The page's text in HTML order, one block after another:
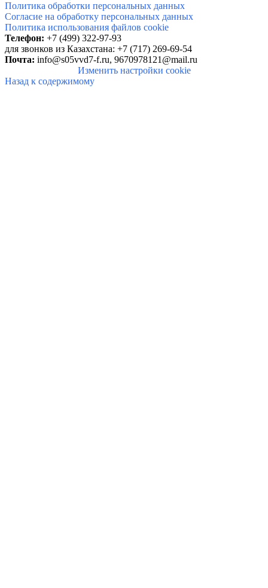
Политика обработки персональных данных
Согласие на обработку персональных данных
Политика использования файлов cookie
Телефон: +7 (499) 322-97-93
для звонков из Казахстана: +7 (717) 269-69-54
Почта: info@s05vvd7-f.ru, 9670978121@mail.ru
Изменить настройки cookie
Назад к содержимому